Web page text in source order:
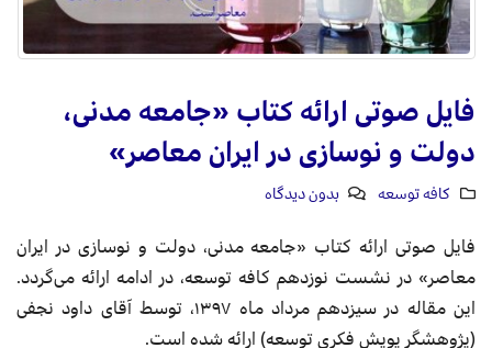
فایل صوتی ارائه کتاب «جامعه مدنی،
دولت و نوسازی در ایران معاصر»
کافه توسعه بدون دیدگاه
فایل صوتی ارائه کتاب «جامعه مدنی، دولت و نوسازی در ایران
معاصر» در نشست نوزدهم کافه توسعه، در ادامه ارائه می‌گردد.
این مقاله در سیزدهم مرداد ماه ۱۳۹۷، توسط آقای داود نجفی
(پژوهشگر پویش فکری توسعه) ارائه شده است.